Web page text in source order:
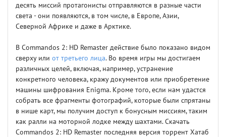
десять миссий протагонисты отправляются в разные части
света - они появляются, в том числе, в Европе, Азии,
Северной Африке и даже в Арктике.
В Commandos 2: HD Remaster действие было показано видом
сверху или от третьего лица. Во время игры мы достигаем
различных целей, включая, например, устранение
конкретного человека, кражу документов или приобретение
машины шифрования Enigma. Кроме того, если нам удастся
собрать все фрагменты фотографий, которые были спрятаны
в нише карт, мы получим доступ к бонусным миссиям, таким
как ралли на моторной лодке между шахтами. Скачать
Commandos 2: HD Remaster последняя версия торрент Хатаб